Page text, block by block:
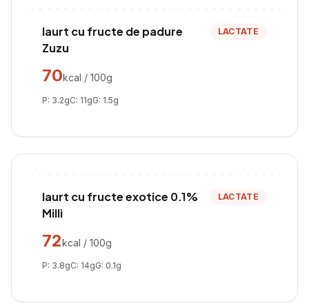
Iaurt cu fructe de padure
Zuzu
LACTATE
70kcal / 100g
P: 3.2gC: 11gG: 1.5g
Iaurt cu fructe exotice 0.1%
Milli
LACTATE
72kcal / 100g
P: 3.8gC: 14gG: 0.1g